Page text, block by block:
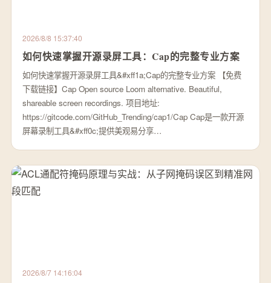
2026/8/8 15:37:40
如何快速掌握开源录屏工具：Cap的完整专业方案
如何快速掌握开源录屏工具&#xff1a;Cap的完整专业方案 【免费
下载链接】Cap Open source Loom alternative. Beautiful,
shareable screen recordings. 项目地址:
https://gitcode.com/GitHub_Trending/cap1/Cap Cap是一款开源
屏幕录制工具&#xff0c;提供美观易分享…
2026/8/7 14:16:04